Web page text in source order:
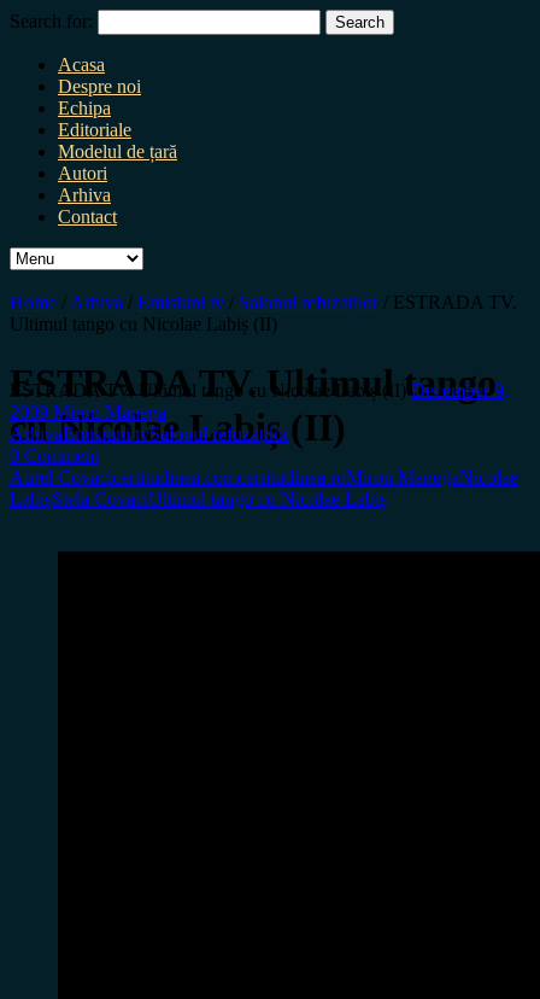
Search for:
Acasa
Despre noi
Echipa
Editoriale
Modelul de țară
Autori
Arhiva
Contact
Home / Arhiva / Emisiuni tv / Salonul refuzaților/ ESTRADA TV.
Ultimul tango cu Nicolae Labiș (II)
ESTRADA TV. Ultimul tango
cu Nicolae Labiș (II)
ESTRADA TV. Ultimul tango cu Nicolae Labiș (II) December 9,
2009 Miron Manega
ArhivaEmisiuni tvSalonul refuzaților
0 Comment
Aurel Covacicertitudinea.comcertitudinea.roMiron ManegaNicolae
LabișStela CovaciUltimul tango cu Nicolae Labiș